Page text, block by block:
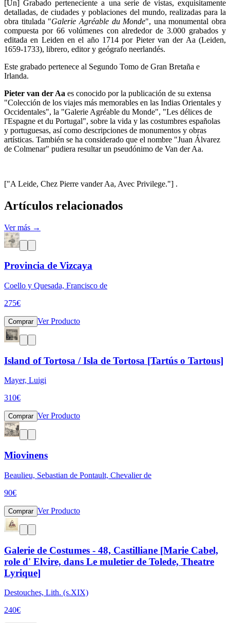
[Un] Grabado perteneciente a una serie de vistas, exquisitamente
detalladas, de ciudades y poblaciones del mundo, realizadas para la
obra titulada "Galerie Agréable du Monde", una monumental obra
compuesta por 66 volúmenes con alrededor de 3.000 grabados y
editada en Leiden en el año 1714 por Pieter van der Aa (Leiden,
1659-1733), librero, editor y geógrafo neerlandés.
Este grabado pertenece al Segundo Tomo de Gran Bretaña e
Irlanda.
Pieter van der Aa es conocido por la publicación de su extensa
"Colección de los viajes más memorables en las Indias Orientales y
Occidentales", la "Galerie Agréable du Monde", "Les délices de
l'Espagne et du Portugal", sobre la vida y las costumbres españolas
y portuguesas, así como descripciones de monumentos y obras
artísticas. También se ha considerado que el nombre "Juan Álvarez
de Colmenar" pudiera resultar un pseudónimo de Van der Aa.
["A Leide, Chez Pierre vander Aa, Avec Privilege."] .
Artículos relacionados
Ver más →
Provincia de Vizcaya
Coello y Quesada, Francisco de
275€
Comprar Ver Producto
Island of Tortosa / Isla de Tortosa [Tartús o Tartous]
Mayer, Luigi
310€
Comprar Ver Producto
Miovinens
Beaulieu, Sebastian de Pontault, Chevalier de
90€
Comprar Ver Producto
Galerie de Costumes - 48, Castilliane [Marie Cabel,
role d' Elvire, dans Le muletier de Tolede, Theatre
Lyrique]
Destouches, Lith. (s.XIX)
240€